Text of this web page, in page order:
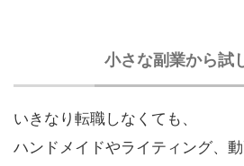
小さな副業から試
いきなり転職しなくても、
ハンドメイドやライティング、